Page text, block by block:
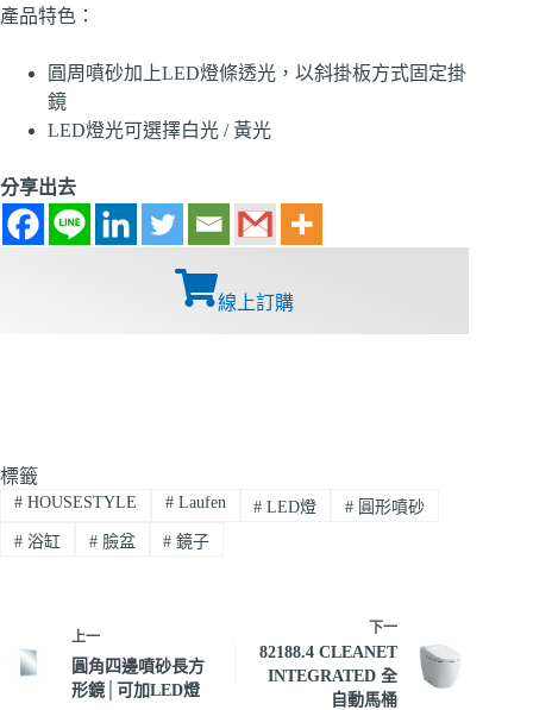
產品特色：
圓周噴砂加上LED燈條透光，以斜掛板方式固定掛
鏡
LED燈光可選擇白光 / 黃光
分享出去
線上訂購
標籤
#HOUSESTYLE #Laufen # LED燈 # 圓形噴砂
#浴缸 #臉盆 # 鏡子
上一
圓角四邊噴砂長方
形鏡│可加LED燈
下一
82188.4 CLEANET
INTEGRATED 全
自動馬桶